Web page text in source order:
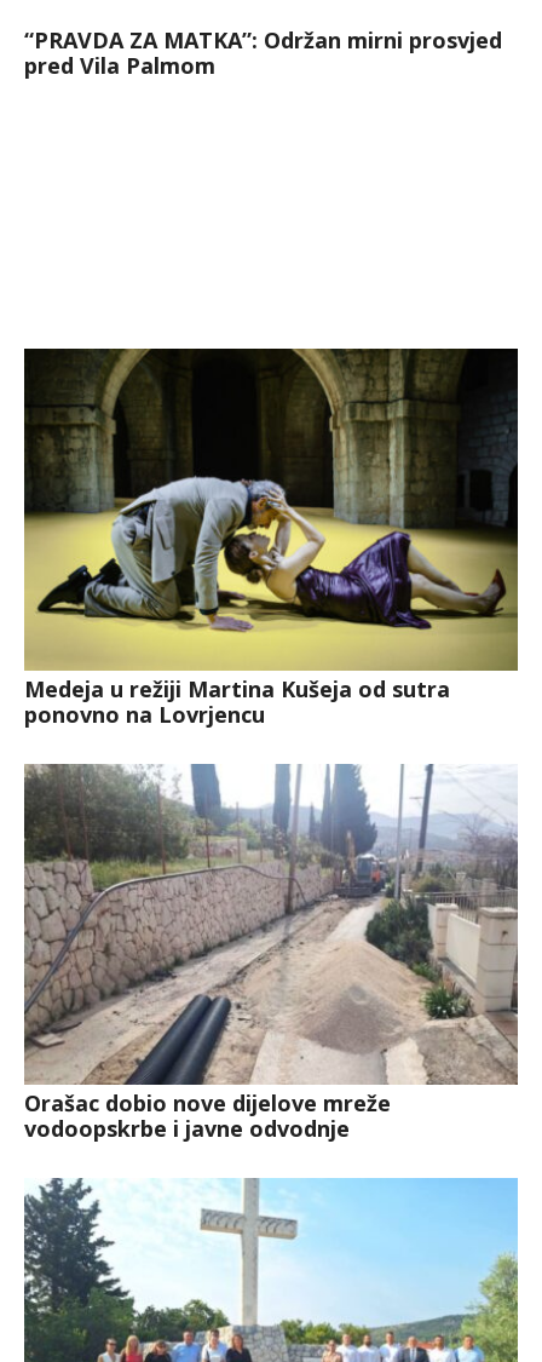
“PRAVDA ZA MATKA”: Održan mirni prosvjed
pred Vila Palmom
Medeja u režiji Martina Kušeja od sutra
ponovno na Lovrjencu
Orašac dobio nove dijelove mreže
vodoopskrbe i javne odvodnje